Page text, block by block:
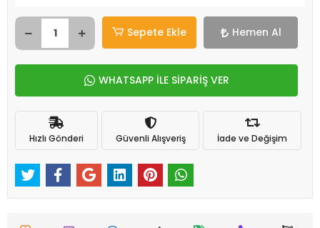
Sepete Ekle Hemen Al
WHATSAPP İLE SİPARİŞ VER
Hızlı Gönderi Güvenli Alışveriş İade ve Değişim